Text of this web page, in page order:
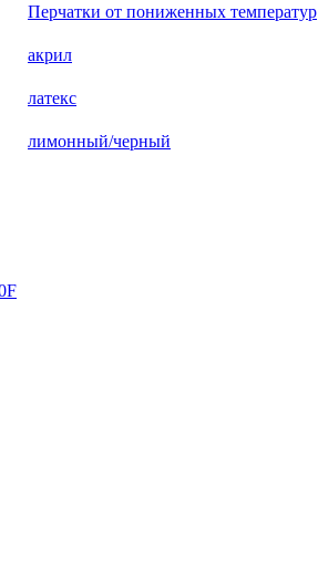
Перчатки от пониженных температур
акрил
латекс
лимонный/черный